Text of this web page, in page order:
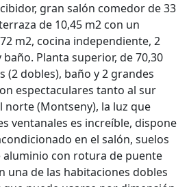
gran salón comedor de 33
de 10,45 m2 con un
m2, cocina independiente, 2
Planta superior, de 70,30
(2 dobles), baño y 2 grandes
espectaculares tanto al sur
(Montseny), la luz que
ventanales es increíble, dispone
en el salón, suelos
aluminio con rotura de puente
una de las habitaciones dobles